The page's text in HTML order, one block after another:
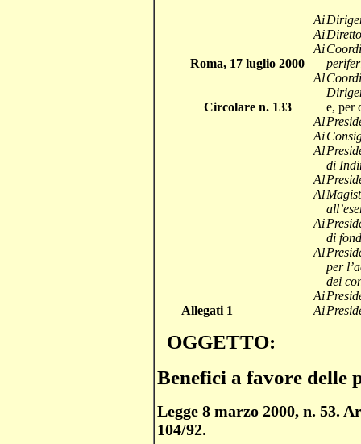
Ai
Ai
Ai
Roma, 17 luglio 2000
Al
Circolare n. 133
e, per
Al
Ai
Al
di
Al
Al
Ai
di
Al
per
dei
Ai
Allegati 1
Ai
OGGETTO:
Benefici a favore delle
Legge 8 marzo 2000, n. 53.
104/92.